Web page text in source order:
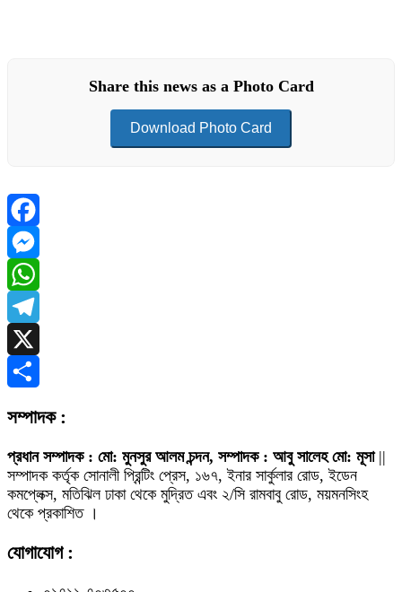
Share this news as a Photo Card
Download Photo Card
Facebook
Messenger
WhatsApp
Telegram
X
সম্পাদক :
প্রধান সম্পাদক : মো: মুনসুর আলম চন্দন, সম্পাদক : আবু সালেহ মো: মূসা||
সম্পাদক কর্তৃক সোনালী প্রিন্টিং প্রেস, ১৬৭, ইনার সার্কুলার রোড, ইডেন
কমপ্লেক্স, মতিঝিল ঢাকা থেকে মুদ্রিত এবং ২/সি রামবাবু রোড, ময়মনসিংহ
থেকে প্রকাশিত ।
যোগাযোগ :